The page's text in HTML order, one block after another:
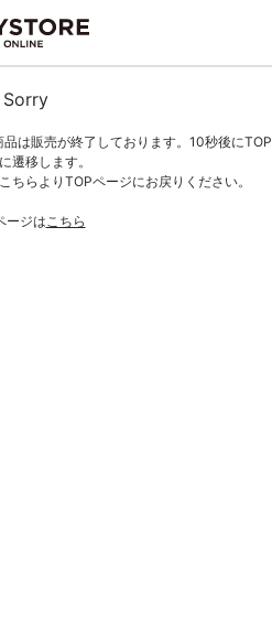
Sorry
は販売が終了しております。10秒後にTOP
遷移します。
ちらよりTOPページにお戻りください。
ージはこちら